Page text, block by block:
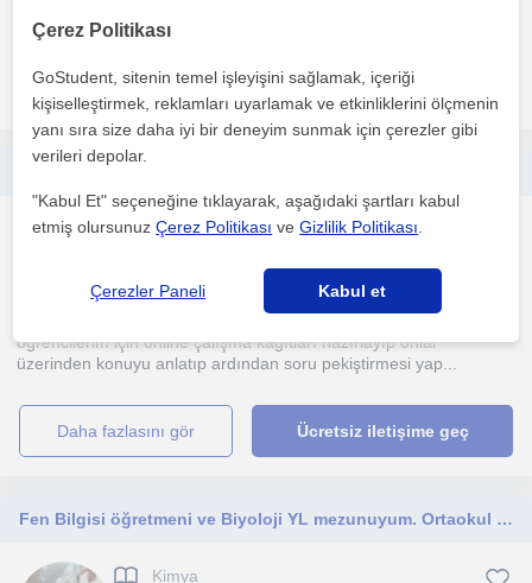
daha fazlasını gör Ücretsiz iletişime geç
Kimya
öğrencilerim için online çalışma kâğıtları hazırlayıp onlar
üzerinden konuyu anlatıp ardından soru pekiştirmesi yap...
daha fazlasını gör Ücretsiz iletişime geç
Fen Bilgisi öğretmeni ve Biyoloji YL mezunuyum. Ortaokul fen, 9-10. sınıf fizik, kimya, biyoloji derslerinde birebir/grup ders den
Kimya
Çerez Politikası
GoStudent, sitenin temel işleyişini sağlamak, içeriği
kişiselleştirmek, reklamları uyarlamak ve etkinliklerini ölçmenin
yanı sıra size daha iyi bir deneyim sunmak için çerezler gibi
verileri depolar.
"Kabul Et" seçeneğine tıklayarak, aşağıdaki şartları kabul
etmiş olursunuzÇerez Politikası veGizlilik Politikası
Çerezler Paneli Kabul et